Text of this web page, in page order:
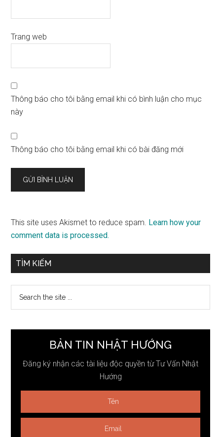
Trang web
Thông báo cho tôi bằng email khi có bình luận cho mục
này
Thông báo cho tôi bằng email khi có bài đăng mới
This site uses Akismet to reduce spam. Learn how your
comment data is processed.
Sidebar
TÌM KIẾM
...
BẢN TIN NHẬT HƯỚNG
Đăng ký nhận các tài liệu độc quyền từ Tư Vấn Nhật
Hướng